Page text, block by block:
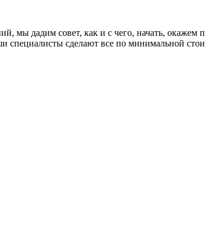
мы дадим совет, как и с чего, начать,
специалисты сделают все по минимальной